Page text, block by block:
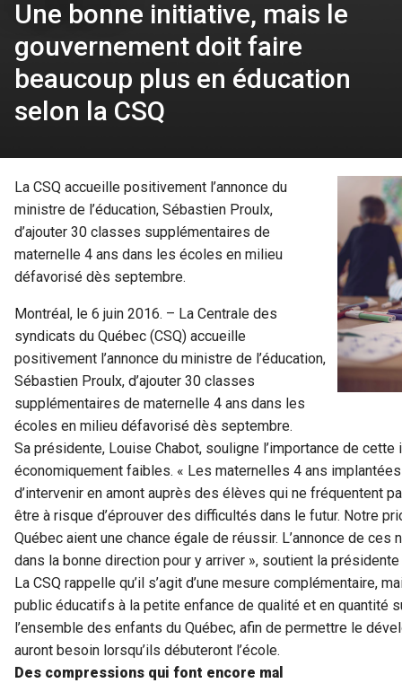
Une bonne initiative, mais le
gouvernement doit faire
beaucoup plus en éducation
selon la CSQ
La CSQ accueille positivement l’annonce du
ministre de l’éducation, Sébastien Proulx,
d’ajouter 30 classes supplémentaires de
maternelle 4 ans dans les écoles en milieu
défavorisé dès septembre.
Montréal, le 6 juin 2016. – La Centrale des
syndicats du Québec (CSQ) accueille
positivement l’annonce du ministre de l’éducation,
Sébastien Proulx, d’ajouter 30 classes
supplémentaires de maternelle 4 ans dans les
écoles en milieu défavorisé dès septembre.
Sa présidente, Louise Chabot, souligne l’importance de
économiquement faibles. « Les maternelles 4 ans
d’intervenir en amont auprès des élèves qui ne fréquentent
être à risque d’éprouver des difficultés dans le futur. Notre
Québec aient une chance égale de réussir. L’annonce de ces
dans la bonne direction pour y arriver », soutient la présidente
La CSQ rappelle qu’il s’agit d’une mesure complémentaire,
public éducatifs à la petite enfance de qualité et en quantité
l’ensemble des enfants du Québec, afin de permettre le
auront besoin lorsqu’ils débuteront l’école.
Des compressions qui font encore mal